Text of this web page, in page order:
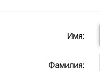
Имя:
Фамилия: